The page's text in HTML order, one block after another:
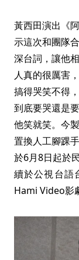
黃西田演出《
示這次和團隊
深台詞，讓他
人真的很厲害
搞得哭笑不得
到底要哭還是
他笑就笑。今
置換人工腳踝
於6月8日起於
續於公視台語
Hami Video影